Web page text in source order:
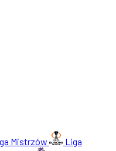
Mistrzów
Liga